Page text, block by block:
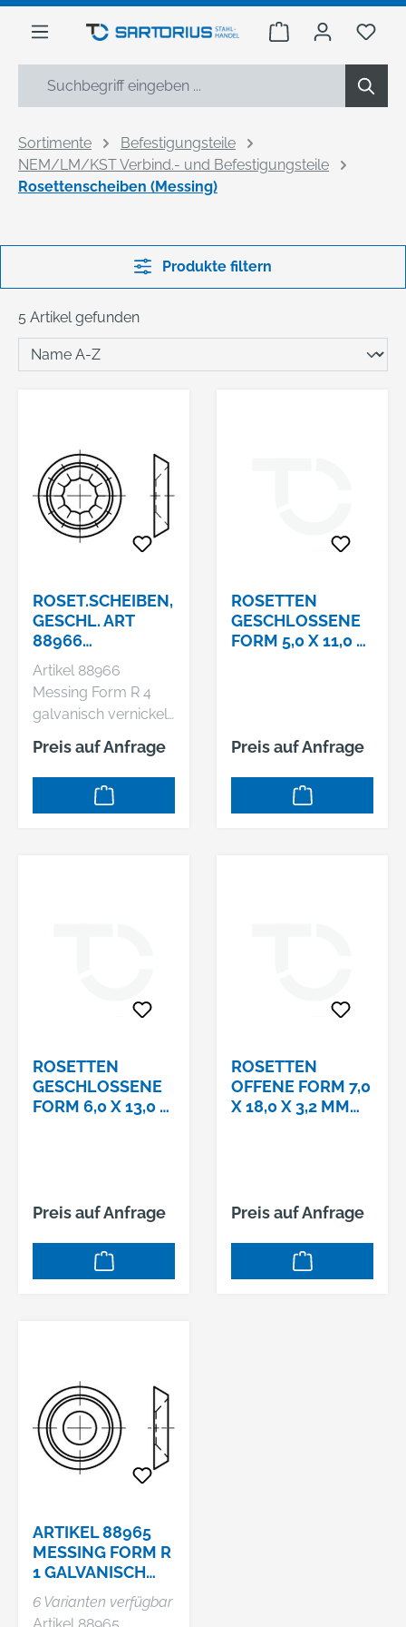
springen
Warenkorb Du
Sortimente
Befestigungsteile
NEM/LM/KST Verbind.- und Befestigungsteile
Rosettenscheiben (Messing)
Produkte filtern
5 Artikel gefunden
ROSET.SCHEIBEN,
GESCHL. ART
88966
ROSETTENSCH.
MESSING 7,0
VERNICKELT US
4157
GESCHLOSSEN
Artikel 88966
Messing Form R 4
galvanisch vernickelt
Rosettenscheiben,
Auflage
geschlossen, für
Senk-und
Preis auf Anfrage
ROSETTEN
GESCHLOSSENE
FORM 5,0 X 11,0 X
Preis auf Anfrage
ROSETTEN
GESCHLOSSENE
FORM 6,0 X 13,0 X
Preis auf Anfrage
ROSETTEN
OFFENE FORM 7,0
X 18,0 X 3,2 MM
Preis auf Anfrage
ARTIKEL 88965
MESSING FORM R
1 GALVANISCH
VERNICKELT
ROSETTENSCHEI
6 Varianten verfügbar